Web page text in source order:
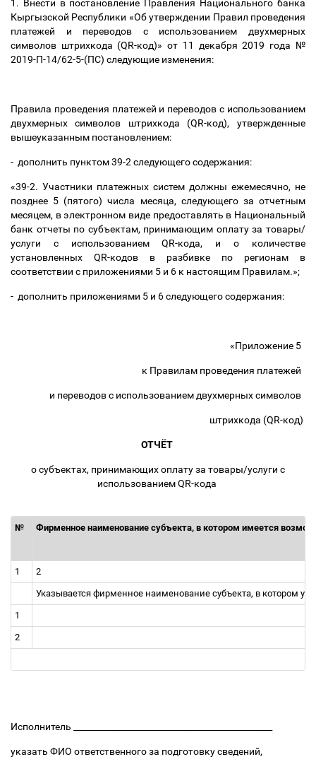
1. Внести в постановление Правления Национального банка
Кыргызской Республики «Об утверждении Правил проведения
платежей и переводов с использованием двухмерных
символов штрихкода (QR-код)» от 11 декабря 2019 года №
2019-П-14/62-5-(ПС) следующие изменения:
Правила проведения платежей и переводов с использованием
двухмерных символов штрихкода (QR-код), утвержденные
вышеуказанным постановлением:
- дополнить пунктом 39-2 следующего содержания:
«39-2. Участники платежных систем должны ежемесячно, не
позднее 5 (пятого) числа месяца, следующего за отчетным
месяцем, в электронном виде предоставлять в Национальный
банк отчеты по субъектам, принимающим оплату за товары/
услуги с использованием QR-кода, и о количестве
установленных QR-кодов в разбивке по регионам в
соответствии с приложениями 5 и 6 к настоящим Правилам.»;
- дополнить приложениями 5 и 6 следующего содержания:
«Приложение 5
к Правилам проведения платежей
и переводов с использованием двухмерных символов
штрихкода (QR-код)
ОТЧЁТ
о субъектах, принимающих оплату за товары/услуги с
использованием QR-кода
№ Фирменное наименование субъекта, в котором имеется
1 2
Указывается фирменное наименование субъекта, в котором
1
2
Исполнитель _______________________________________________
указать ФИО ответственного за подготовку сведений,